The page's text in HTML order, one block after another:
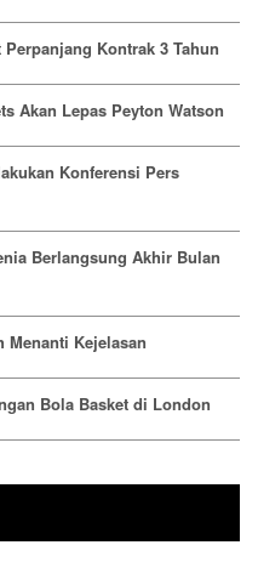
Kontrak 3 Tahun
Akan Lepas Peyton Watson
Konferensi Pers
Berlangsung Akhir Bulan
Menanti Kejelasan
Bola Basket di London